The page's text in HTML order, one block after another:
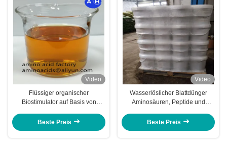
Video
Flüssiger organischer
Biostimulator auf Basis von
Beste Preis
Video
Wasserlöslicher Blattdünger
Aminosäuren, Peptide und
Beste Preis